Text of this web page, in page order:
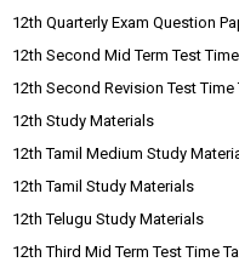
12th Quarterly Exam Question
12th Second Mid Term Test
12th Second Revision Test Time
12th Study Materials
12th Tamil Medium Study
12th Tamil Study Materials
12th Telugu Study Materials
12th Third Mid Term Test Time